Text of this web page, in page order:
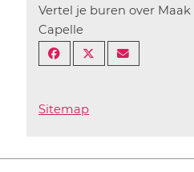
Vertel je buren over Maak
Capelle
Sitemap